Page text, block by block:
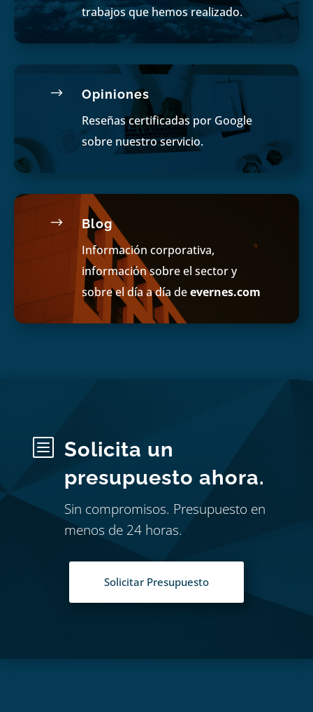
trabajos que hemos realizado.
$ Opiniones
Reseñas certificadas por Google
sobre nuestro servicio.
$ Blog
Información corporativa,
información sobre el sector y
sobre el día a día deevernes.com
b
Solicita un
presupuesto ahora.
Sin compromisos. Presupuesto en
menos de 24 horas.
Solicitar Presupuesto